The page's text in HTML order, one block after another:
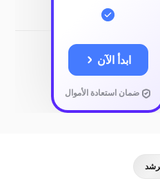
ابدأ الآن
ضمان استعادة الأموال